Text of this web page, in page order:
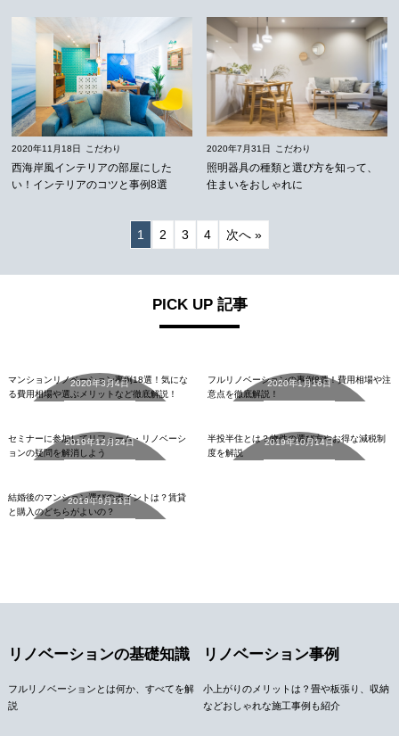
2020年11月18日 こだわり
西海岸風インテリアの部屋にした
い！インテリアのコツと事例8選
2020年7月31日 こだわり
照明器具の種類と選び方を知って、
住まいをおしゃれに
1 2 3 4 次へ »
PICK UP 記事
2020年3月4日
マンションリノベーション事例18選！気にな
る費用相場や選ぶメリットなど徹底解説！
2020年1月16日
フルリノベーションの事例8選！費用相場や注
意点を徹底解説！
2019年12月24日
セミナーに参加してリフォーム・リノベーシ
ョンの疑問を解消しよう
2019年10月14日
半投半住とは？物件の選び方やお得な減税制
度を解説
2019年9月11日
結婚後のマンション選びのポイントは？賃貸
と購入のどちらがよいの？
リノベーションの基礎知識
フルリノベーションとは何か、すべてを解
説
リノベーション事例
小上がりのメリットは？畳や板張り、収納
などおしゃれな施工事例も紹介